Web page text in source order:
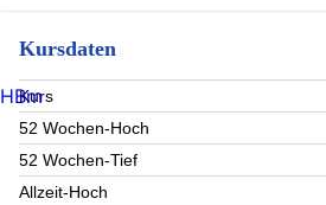
Lazard Gl.Inv.Fds-L.Rath.Alt. Reg. Shs
InvescoMI2 MDAX ETF Reg. Shs
Pacif.Cap.-Pac.G10 Macro Rates
Rest (53.01%)
Kursdaten
Kurs
52 Wochen-Hoch
52 Wochen-Tief
Allzeit-Hoch
HBm